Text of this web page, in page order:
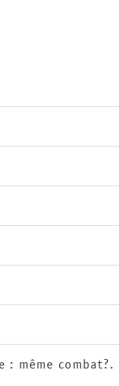
: même combat?.